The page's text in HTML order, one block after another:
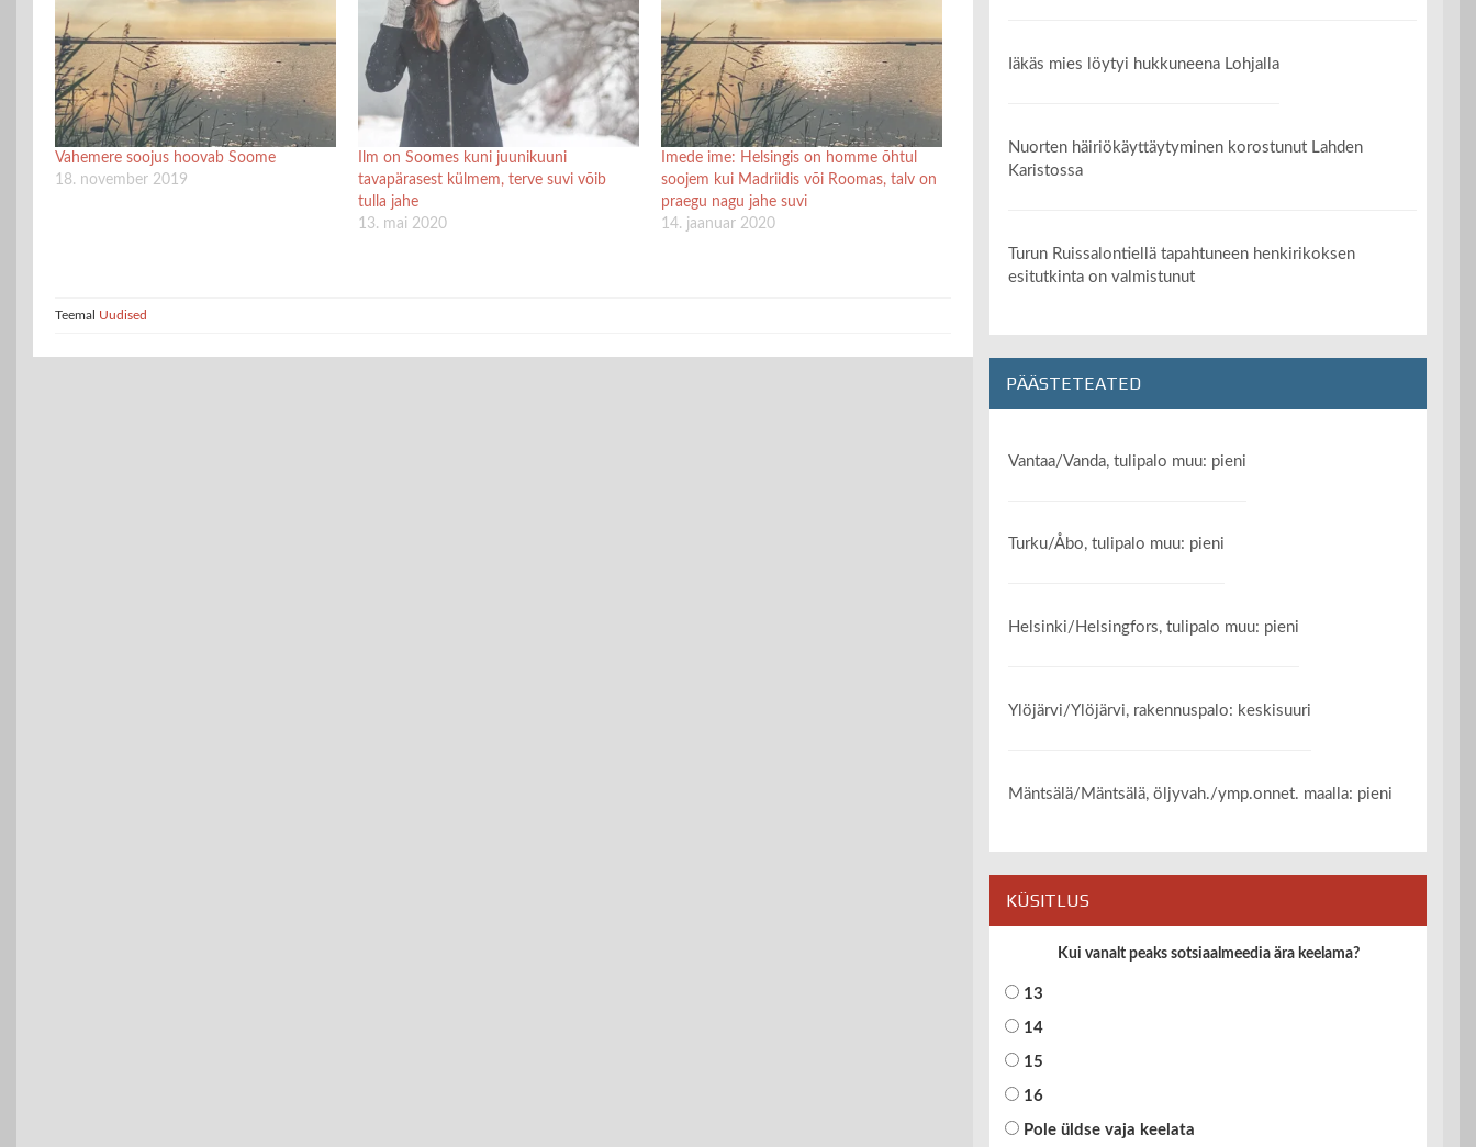
Vahemere soojus hoovab Soome
18. november 2019
Ilm on Soomes kuni juunikuuni
tavapärasest külmem, terve suvi võib
tulla jahe
13. mai 2020
Imede ime: Helsingis on homme õhtul
soojem kui Madriidis või Roomas, talv on
praegu nagu jahe suvi
14. jaanuar 2020
Teemal Uudised
Iäkäs mies löytyi hukkuneena Lohjalla
Nuorten häiriökäyttäytyminen korostunut Lahden
Karistossa
Turun Ruissalontiellä tapahtuneen henkirikoksen
esitutkinta on valmistunut
PÄÄSTETEATED
Vantaa/Vanda, tulipalo muu: pieni
Turku/Åbo, tulipalo muu: pieni
Helsinki/Helsingfors, tulipalo muu: pieni
Ylöjärvi/Ylöjärvi, rakennuspalo: keskisuuri
Mäntsälä/Mäntsälä, öljyvah./ymp.onnet. maalla: pieni
KÜSITLUS
Kui vanalt peaks sotsiaalmeedia ära keelama?
13
14
15
16
Pole üldse vaja keelata